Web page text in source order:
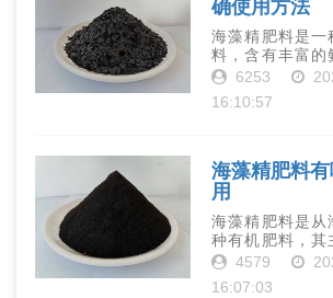
确使用方法
海藻精肥料是一
料，含有丰富的
长素、维生素、
力、促进植物生
6253
16:10:57
海藻精肥料
用
海藻精肥料是从
种有机肥料，其
丰富的微量元素
4579
16:07:03